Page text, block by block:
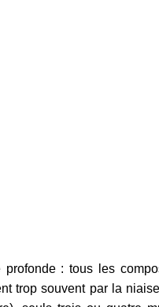
: tous les
trop souvent par la